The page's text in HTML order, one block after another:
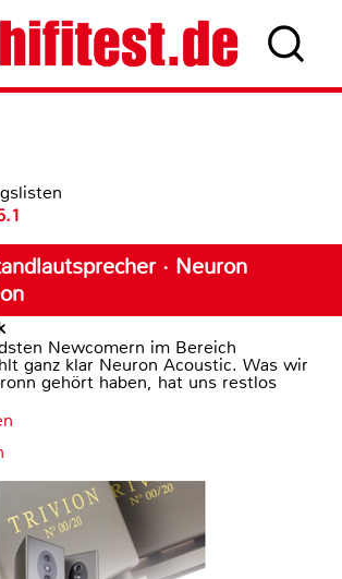
· Neuron
Newcomern im Bereich
ganz klar Neuron Acoustic. Was wir
gehört haben, hat uns restlos